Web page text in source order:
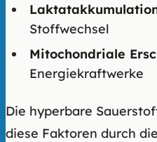
Stoffwechsel
Mitochondriale
Energiekraftwerke
Die hyperbare
diese Faktoren durch